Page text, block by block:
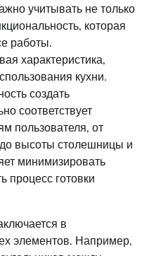
учитывать не только
которая
работы.
характеристика,
кухни.
создать
соответствует
пользователя, от
высоты столешницы и
минимизировать
процесс готовки
в
элементов. Например,